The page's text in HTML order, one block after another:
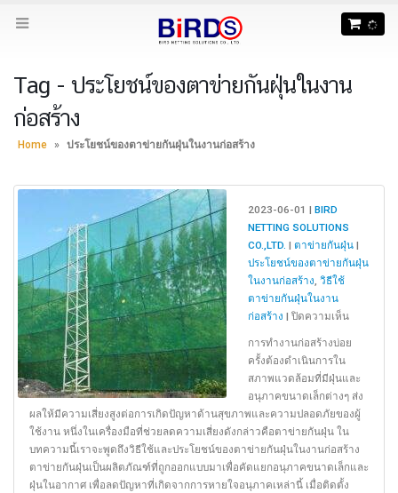
Tag - ประโยชน์ของตาข่ายกันฝุ่นในงาน
ก่อสร้าง
Home » ประโยชน์ของตาข่ายกันฝุ่นในงานก่อสร้าง
2023-06-01 | BIRD
NETTING SOLUTIONS
CO.,LTD. | ตาข่ายกันฝุ่น |
ประโยชน์ของตาข่ายกันฝุ่น
ในงานก่อสร้าง, วิธีใช้
ตาข่ายกันฝุ่นในงาน
ก่อสร้าง | ปิดความเห็นบน
ของ
ตาข่าย
การทำงานก่อสร้างบ่อย
ครั้งต้องดำเนินการใน
สภาพแวดล้อมที่มีฝุ่นและ
อนุภาคขนาดเล็กต่างๆ ส่ง
ผลให้มีความเสี่ยงสูงต่อการเกิดปัญหาด้านสุขภาพและความปลอดภัยของผู้
ใช้งาน หนึ่งในเครื่องมือที่ช่วยลดความเสี่ยงดังกล่าวคือตาข่ายกันฝุ่น ใน
บทความนี้เราจะพูดถึงวิธีใช้และประโยชน์ของตาข่ายกันฝุ่นในงานก่อสร้าง
ตาข่ายกันฝุ่นเป็นผลิตภัณฑ์ที่ถูกออกแบบมาเพื่อคัดแยกอนุภาคขนาดเล็กและ
ฝุ่นในอากาศ เพื่อลดปัญหาที่เกิดจากการหายใจอนุภาคเหล่านี้ เมื่อติดตั้ง